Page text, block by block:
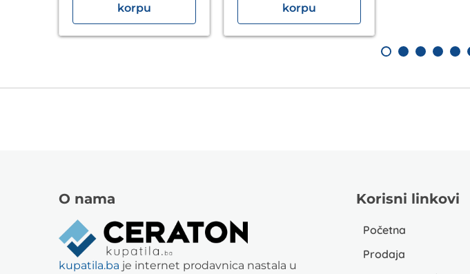
korpu
korpu
O nama
kupatila.ba je internet prodavnica nastala u
Korisni linkovi
Početna
Prodaja